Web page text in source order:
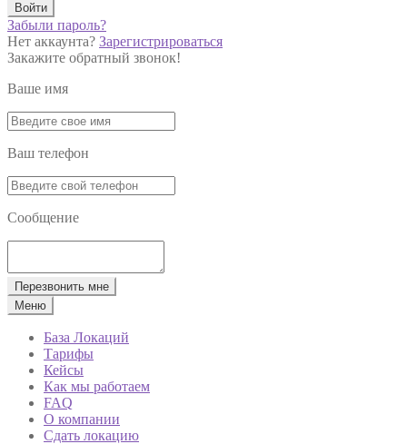
Войти
Забыли пароль?
Нет аккаунта? Зарегистрироваться
Закажите обратный звонок!
Ваше имя
Ваш телефон
Сообщение
Перезвонить мне
Меню
База Локаций
Тарифы
Кейсы
Как мы работаем
FAQ
О компании
Сдать локацию